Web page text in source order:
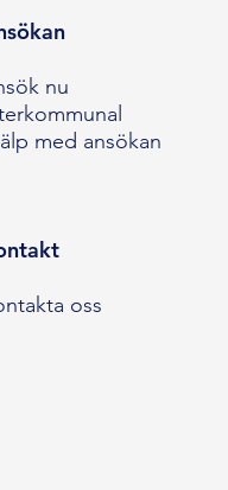
nu
med ansökan
oss